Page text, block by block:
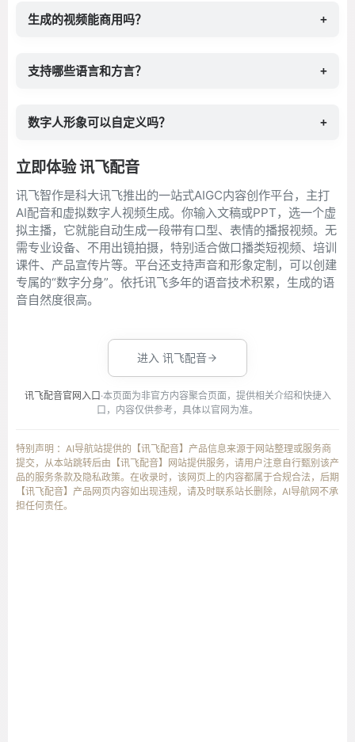
生成的视频能商用吗？ +
支持哪些语言和方言？ +
数字人形象可以自定义吗？ +
立即体验 讯飞配音
讯飞智作是科大讯飞推出的一站式AIGC内容创作平台，主打
AI配音和虚拟数字人视频生成。你输入文稿或PPT，选一个虚
拟主播，它就能自动生成一段带有口型、表情的播报视频。无
需专业设备、不用出镜拍摄，特别适合做口播类短视频、培训
课件、产品宣传片等。平台还支持声音和形象定制，可以创建
专属的“数字分身”。依托讯飞多年的语音技术积累，生成的语
音自然度很高。
进入 讯飞配音
讯飞配音官网入口 ·本页面为非官方内容聚合页面，提供相关介绍和快捷入
口，内容仅供参考，具体以官网为准。
特别声明 ：AI导航站提供的【讯飞配音】产品信息来源于网站整理或服务商
提交，从本站跳转后由【讯飞配音】网站提供服务，请用户注意自行甄别该产
品的服务条款及隐私政策。在收录时，该网页上的内容都属于合规合法，后期
【讯飞配音】产品网页内容如出现违规，请及时联系站长删除，AI导航网不承
担任何责任。